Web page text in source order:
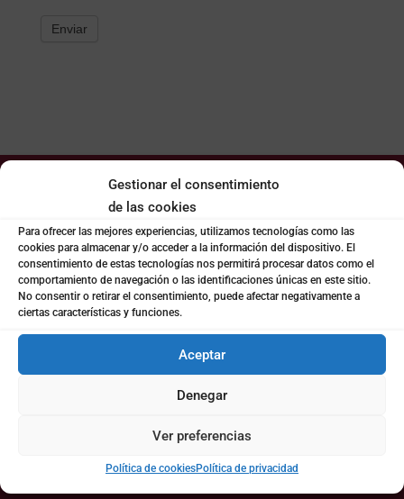
Gestionar el consentimiento
de las cookies
Para ofrecer las mejores experiencias, utilizamos tecnologías como las
cookies para almacenar y/o acceder a la información del dispositivo. El
consentimiento de estas tecnologías nos permitirá procesar datos como el
comportamiento de navegación o las identificaciones únicas en este sitio.
No consentir o retirar el consentimiento, puede afectar negativamente a
ciertas características y funciones.
Aceptar
Denegar
Ver preferencias
Política de cookiesPolítica de privacidad
Enviar

LLÁMANOS
(+34) 963942775